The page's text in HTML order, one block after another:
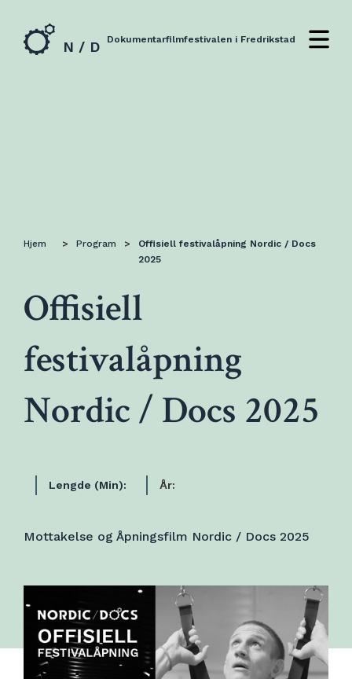
N / D Dokumentarfilmfestivalen i Fredrikstad
Hjem > Program >
Offisiell festivalåpning Nordic / Docs
2025
Offisiell
festivalåpning
Nordic / Docs 2025
Lengde (Min): År:
Mottakelse og Åpningsfilm Nordic / Docs 2025